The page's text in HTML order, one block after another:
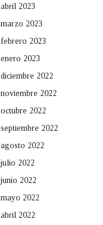
abril 2023
marzo 2023
febrero 2023
enero 2023
diciembre 2022
noviembre 2022
octubre 2022
septiembre 2022
agosto 2022
julio 2022
junio 2022
mayo 2022
abril 2022